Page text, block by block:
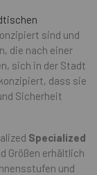
sind und
die nach einer
sich in der Stadt
dass sie
Sicherheit
Specialized
Größen erhältlich
und